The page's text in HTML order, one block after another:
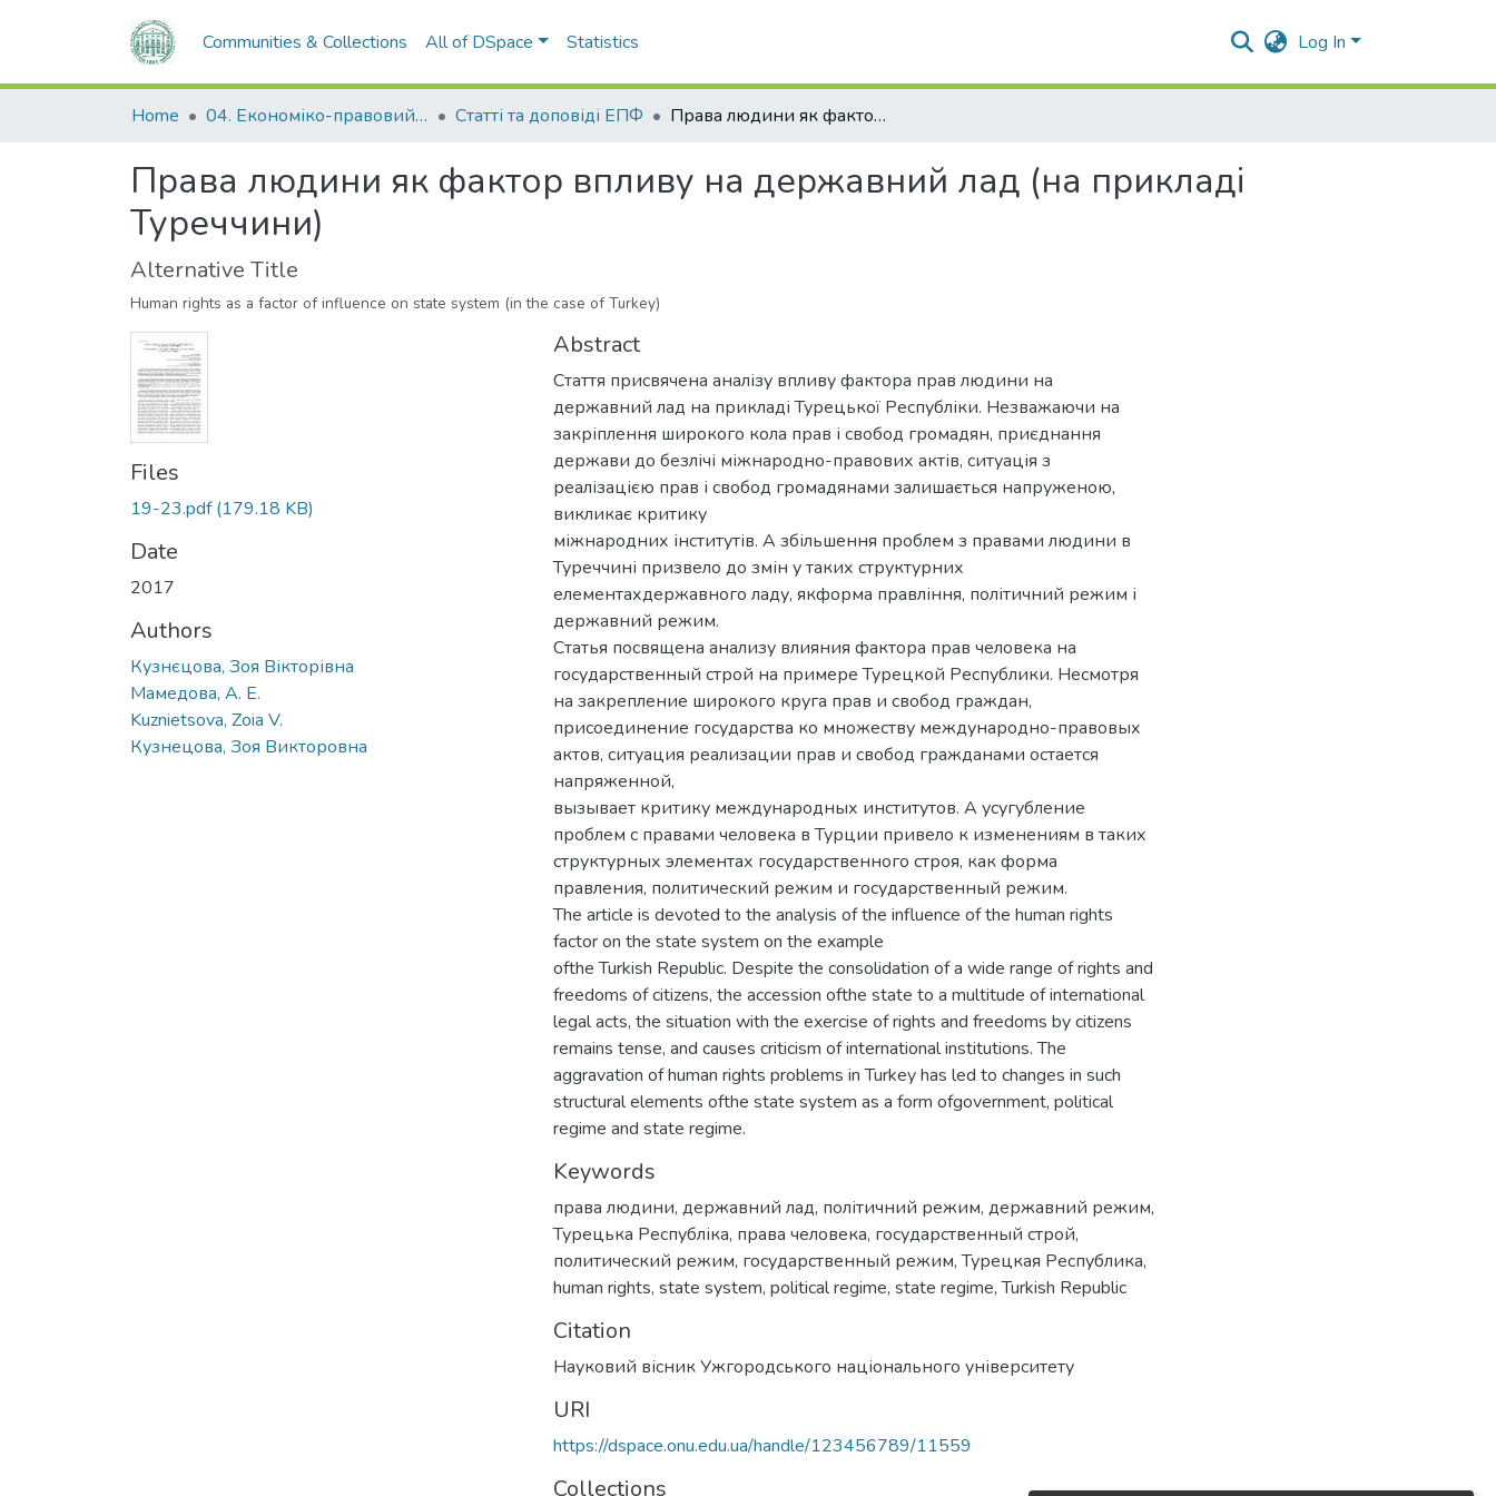
Communities & Collections All of DSpace Statistics Log In
Home 04. Економіко-правовий факультет Статті та доповіді ЕПФ Права людини як фактор впливу на державний лад (на прикладі Туреччини)
Права людини як фактор впливу на державний лад (на прикладі
Туреччини)
Alternative Title
Human rights as а factor of influence on state system (in the case of Turkey)
Files
19-23.pdf(179.18 KB)
Date
2017
Authors
Кузнєцова, Зоя Вікторівна
Мамедова, А. Е.
Kuznietsova, Zoia V.
Кузнецова, Зоя Викторовна
Abstract
Стаття присвячена аналізу впливу фактора прав людини на
державний лад на прикладі Турецької Республіки. Незважаючи на
закріплення широкого кола прав і свобод громадян, приєднання
держави до безлічі міжнародно-правових актів, ситуація з
реалізацією прав і свобод громадянами залишається напруженою,
викликає критику
міжнародних інститутів. А збільшення проблем з правами людини в
Туреччині призвело до змін у таких структурних
елементахдержавного ладу, якформа правління, політичний режим і
державний режим.
Статья посвящена анализу влияния фактора прав человека на
государственный строй на примере Турецкой Республики. Несмотря
на закрепление широкого круга прав и свобод граждан,
присоединение государства ко множеству международно-правовых
актов, ситуация реализации прав и свобод гражданами остается
напряженной,
вызывает критику международных институтов. А усугубление
проблем с правами человека в Турции привело к изменениям в таких
структурных элементах государственного строя, как форма
правления, политический режим и государственный режим.
The article is devoted to the analysis of the influence of the human rights
factor on the state system on the example
ofthe Turkish Republic. Despite the consolidation of a wide range of rights and
freedoms of citizens, the accession ofthe state to a multitude of international
legal acts, the situation with the exercise of rights and freedoms by citizens
remains tense, and causes criticism of international institutions. The
aggravation of human rights problems in Turkey has led to changes in such
structural elements ofthe state system as a form ofgovernment, political
regime and state regime.
Keywords
права людини, державний лад, політичний режим, державний режим,
Турецька Республіка, права человека, государственный строй,
политический режим, государственный режим,Турецкая Республика,
human rights, state system, political regime, state regime,Turkish Republic
Citation
Науковий вісник Ужгородського національного університету
URI
https://dspace.onu.edu.ua/handle/123456789/11559
Collections